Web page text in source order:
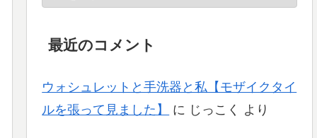
最近のコメント
ウォシュレットと手洗器と私【モザイクタイ
ルを張って見ました】
に じっこく より